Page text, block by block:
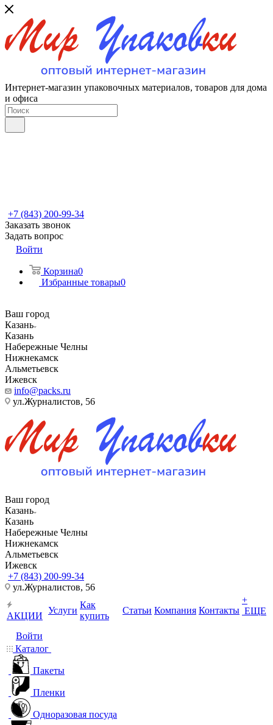
Интернет-магазин упаковочных материалов, товаров для дома
и офиса
+7 (843) 200-99-34
Заказать звонок
Задать вопрос
Войти
Корзина0
Избранные товары0
Ваш город
Казань
Казань
Набережные Челны
Нижнекамск
Альметьевск
Ижевск
info@packs.ru
ул.Журналистов, 56
Ваш город
Казань
Казань
Набережные Челны
Нижнекамск
Альметьевск
Ижевск
+7 (843) 200-99-34
ул.Журналистов, 56
АКЦИИ
Услуги
Как
купить
Статьи Компания Контакты
+
ЕЩЕ
Войти
Каталог
Пакеты
Пленки
Одноразовая посуда